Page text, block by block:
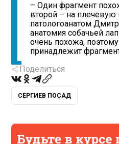
– Один фрагмент
второй – на плечевую
патологоанатом
анатомия собачьей
очень похожа,
принадлежит
Поделиться
СЕРГИЕВ ПОСАД